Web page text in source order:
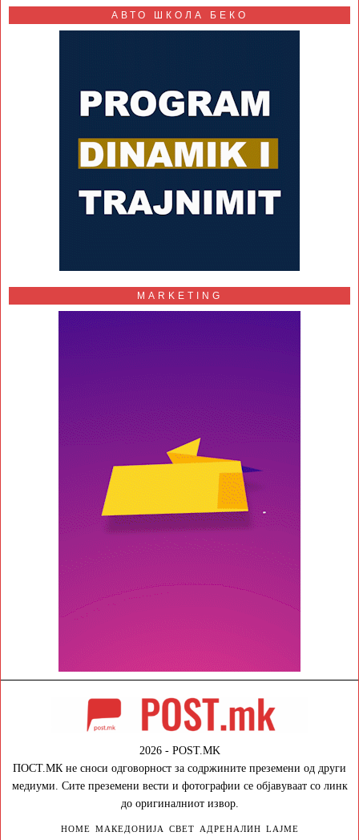
АВТО ШКОЛА БЕКО
MARKETING
2026 - POST.MK
ПОСТ.МК не сноси одговорност за содржините преземени од други
медиуми. Сите преземени вести и фотографии се објавуваат со линк
до оригиналниот извор.
HOME МАКЕДОНИЈА СВЕТ АДРЕНАЛИН LAJME